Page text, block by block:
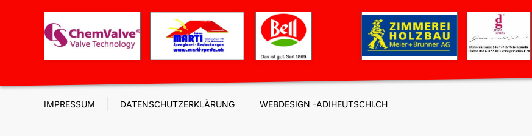
IMPRESSUM DATENSCHUTZERKLÄRUNG WEBDESIGN -ADIHEUTSCHI.CH